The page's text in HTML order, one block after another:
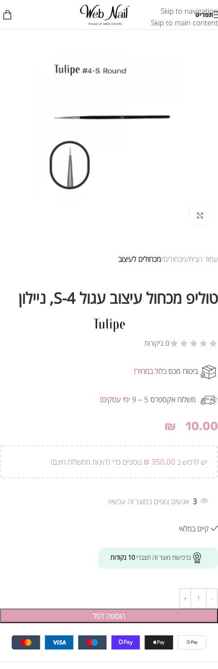
Skip to navigation
Skip to main content
תפריט
לחץ להגדלת התמונה
עמוד הבית מכחולים מכחולים לעיצוב
טוליפ מכחול עיצוב עגול 4-S, ניילון
0 ביקורות
ביטוח מכס כלול במחיר!
משלוח אקספרס 5 – 9 ימי עסקים!
₪ 10.00
יש לרכוש ב ₪ 350.00 נוספים כדי להינות ממשלוח חינם!
3 אנשים צופים במוצר זה עכשיו!
קיים במלאי
ברכישת מוצר זה תצברי10 נקודות
הוספה לסל